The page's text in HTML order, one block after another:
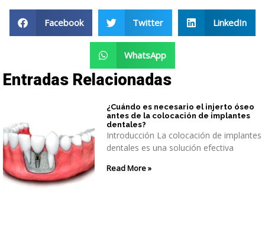
Facebook Twitter LinkedIn
WhatsApp
Entradas Relacionadas
¿Cuándo es necesario el injerto óseo
antes de la colocación de implantes
dentales?
Introducción La colocación de implantes
dentales es una solución efectiva
Read More »